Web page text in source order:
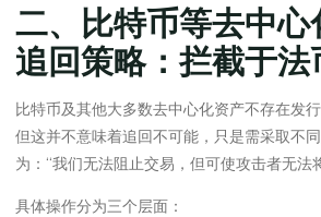
二、比特币等去中心
追回策略：拦截于法
比特币及其他大多数去中心化资产不存在发
但这并不意味着追回不可能，只是需采取不
为：“我们无法阻止交易，但可使攻击者无法
具体操作分为三个层面：